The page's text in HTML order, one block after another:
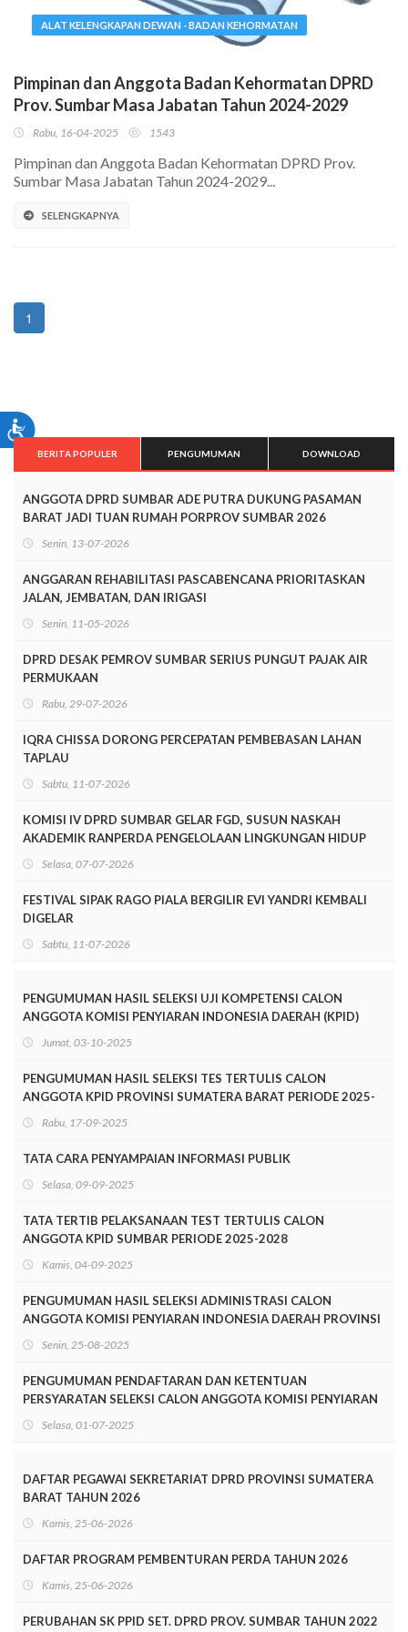
ALAT KELENGKAPAN DEWAN - BADAN KEHORMATAN
Pimpinan dan Anggota Badan Kehormatan DPRD
Prov. Sumbar Masa Jabatan Tahun 2024-2029
Rabu, 16-04-2025 1543
Pimpinan dan Anggota Badan Kehormatan DPRD Prov.
Sumbar Masa Jabatan Tahun 2024-2029...
SELENGKAPNYA
1
BERITA POPULER PENGUMUMAN DOWNLOAD
ANGGOTA DPRD SUMBAR ADE PUTRA DUKUNG PASAMAN
BARAT JADI TUAN RUMAH PORPROV SUMBAR 2026
Senin, 13-07-2026
ANGGARAN REHABILITASI PASCABENCANA PRIORITASKAN
JALAN, JEMBATAN, DAN IRIGASI
Senin, 11-05-2026
DPRD DESAK PEMROV SUMBAR SERIUS PUNGUT PAJAK AIR
PERMUKAAN
Rabu, 29-07-2026
IQRA CHISSA DORONG PERCEPATAN PEMBEBASAN LAHAN
TAPLAU
Sabtu, 11-07-2026
KOMISI IV DPRD SUMBAR GELAR FGD, SUSUN NASKAH
AKADEMIK RANPERDA PENGELOLAAN LINGKUNGAN HIDUP
Selasa, 07-07-2026
FESTIVAL SIPAK RAGO PIALA BERGILIR EVI YANDRI KEMBALI
DIGELAR
Sabtu, 11-07-2026
PENGUMUMAN HASIL SELEKSI UJI KOMPETENSI CALON
ANGGOTA KOMISI PENYIARAN INDONESIA DAERAH (KPID)
PROVINSI SUMATERA BARAT PERIODE 2025-2028
Jumat, 03-10-2025
PENGUMUMAN HASIL SELEKSI TES TERTULIS CALON
ANGGOTA KPID PROVINSI SUMATERA BARAT PERIODE 2025-
2028
Rabu, 17-09-2025
TATA CARA PENYAMPAIAN INFORMASI PUBLIK
Selasa, 09-09-2025
TATA TERTIB PELAKSANAAN TEST TERTULIS CALON
ANGGOTA KPID SUMBAR PERIODE 2025-2028
Kamis, 04-09-2025
PENGUMUMAN HASIL SELEKSI ADMINISTRASI CALON
ANGGOTA KOMISI PENYIARAN INDONESIA DAERAH PROVINSI
SUMATERA BARAT PERIODE 2025-2028
Senin, 25-08-2025
PENGUMUMAN PENDAFTARAN DAN KETENTUAN
PERSYARATAN SELEKSI CALON ANGGOTA KOMISI PENYIARAN
INDONESIA DAERAH SUMATERA BARAT MASA JABATAN
TAHUN 2025-2028
Selasa, 01-07-2025
DAFTAR PEGAWAI SEKRETARIAT DPRD PROVINSI SUMATERA
BARAT TAHUN 2026
Kamis, 25-06-2026
DAFTAR PROGRAM PEMBENTURAN PERDA TAHUN 2026
Kamis, 25-06-2026
PERUBAHAN SK PPID SET. DPRD PROV. SUMBAR TAHUN 2022